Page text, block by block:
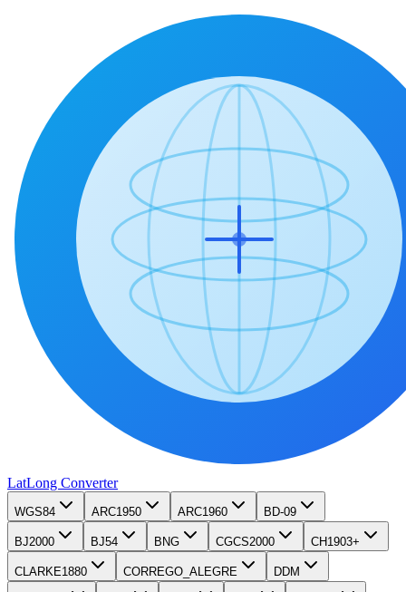
LatLong Converter
WGS84 ARC1950 ARC1960 BD-09
BJ2000 BJ54 BNG CGCS2000 CH1903+
CLARKE1880 CORREGO_ALEGRE DDM